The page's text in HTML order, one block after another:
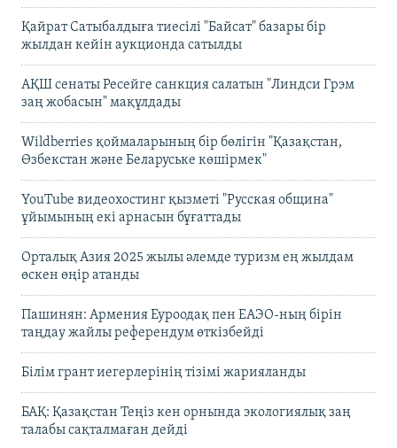
Қайрат Сатыбалдыға тиесілі "Байсат" базары бір
жылдан кейін аукционда сатылды
АҚШ сенаты Ресейге санкция салатын "Линдси Грэм
заң жобасын" мақұлдады
Wildberries қоймаларының бір бөлігін "Қазақстан,
Өзбекстан және Беларуське көшірмек"
YouTube видеохостинг қызметі "Русская община"
ұйымының екі арнасын бұғаттады
Орталық Азия 2025 жылы әлемде туризм ең жылдам
өскен өңір атанды
Пашинян: Армения Еуроодақ пен ЕАЭО-ның бірін
таңдау жайлы референдум өткізбейді
Білім грант иегерлерінің тізімі жарияланды
БАҚ: Қазақстан Теңіз кен орнында экологиялық заң
талабы сақталмаған дейді